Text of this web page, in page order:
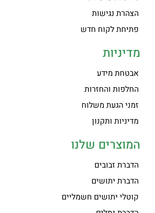
הצהרת נגישות
פתיחת לקוח חדש
מדיניות
אבטחת מידע
החלפות והחזרות
זמני הגעת משלוח
מדיניות ותקנון
המוצרים שלנו
הדברת זבובים
הדברת יתושים
קוטלי יתושים חשמליים